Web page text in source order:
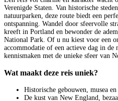
Verenigde Staten. Van historische
natuurparken, deze route biedt een
ontspanning. Wandel door sfeervolle
kreeft in Portland en bewonder de
National Park. Of u nu kiest voor een
accommodatie of een actieve dag in de
kennismaken met de unieke sfeer van
Wat maakt deze reis uniek?
Historische gebouwen, musea
De kust van New England,